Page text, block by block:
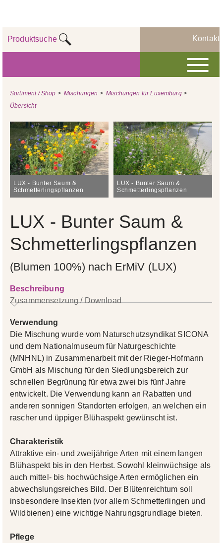
Produktsuche Kontakt
Sortiment / Shop >Mischungen >Mischungen für Luxemburg>
Übersicht
LUX - Bunter Saum &
Schmetterlingspflanzen
LUX - Bunter Saum &
Schmetterlingspflanzen
LUX - Bunter Saum &
Schmetterlingspflanzen
(Blumen 100%) nach ErMiV (LUX)
Beschreibung
Zusammensetzung / Download
Verwendung
Die Mischung wurde vom Naturschutzsyndikat SICONA
und dem Nationalmuseum für Naturgeschichte
(MNHNL) in Zusammenarbeit mit der Rieger-Hofmann
GmbH als Mischung für den Siedlungsbereich zur
schnellen Begrünung für etwa zwei bis fünf Jahre
entwickelt. Die Verwendung kann an Rabatten und
anderen sonnigen Standorten erfolgen, an welchen ein
rascher und üppiger Blühaspekt gewünscht ist.
Charakteristik
Attraktive ein- und zweijährige Arten mit einem langen
Blühaspekt bis in den Herbst. Sowohl kleinwüchsige als
auch mittel- bis hochwüchsige Arten ermöglichen ein
abwechslungsreiches Bild. Der Blütenreichtum soll
insbesondere Insekten (vor allem Schmetterlingen und
Wildbienen) eine wichtige Nahrungsgrundlage bieten.
Pflege